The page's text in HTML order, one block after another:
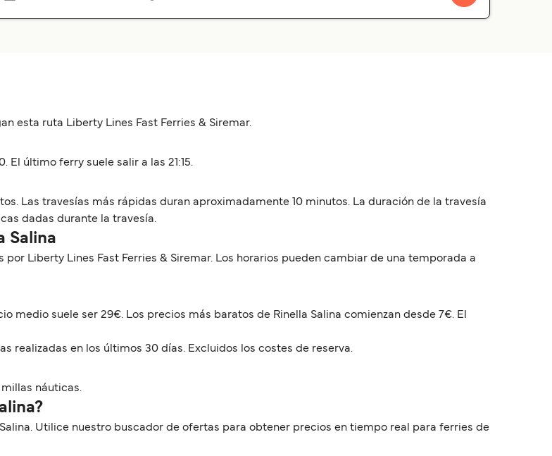
esta ruta Liberty Lines Fast Ferries & Siremar.
El último ferry suele salir a las 21:15.
Las travesías más rápidas duran aproximadamente 10 minutos. La duración de la travesía
dadas durante la travesía.
Salina
por Liberty Lines Fast Ferries & Siremar. Los horarios pueden cambiar de una temporada a
medio suele ser 29€. Los precios más baratos de Rinella Salina comienzan desde 7€. El
realizadas en los últimos 30 días. Excluidos los costes de reserva.
millas náuticas.
Utilice nuestro buscador de ofertas para obtener precios en tiempo real para ferries de